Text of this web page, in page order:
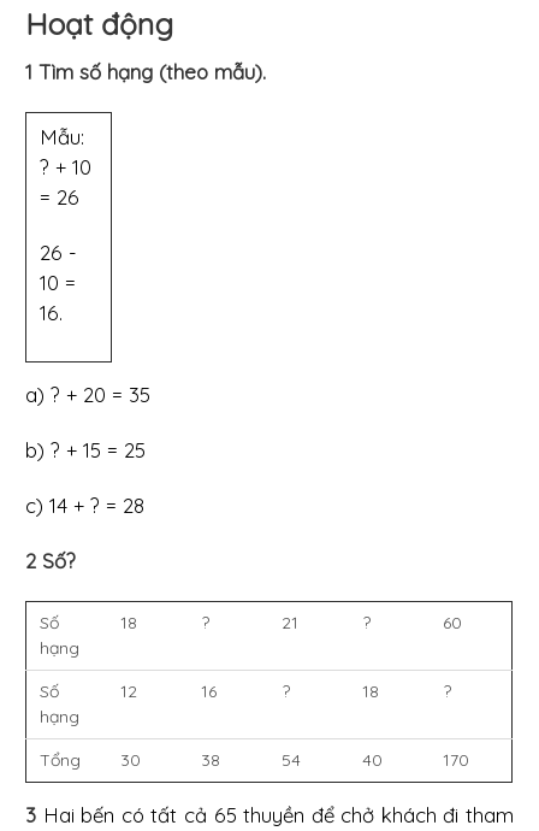
Hoạt động
1 Tìm số hạng (theo mẫu).
Mẫu:
? + 10
= 26
26 -
10 =
16.
a) ? + 20 = 35
b) ? + 15 = 25
c) 14 + ? = 28
2 Số?
Số
hạng
18 ? 21 ? 60
Số
hạng
12 16 ? 18 ?
Tổng 30 38 54 40 170
3 Hai bến có tất cả 65 thuyền để chở khách đi tham